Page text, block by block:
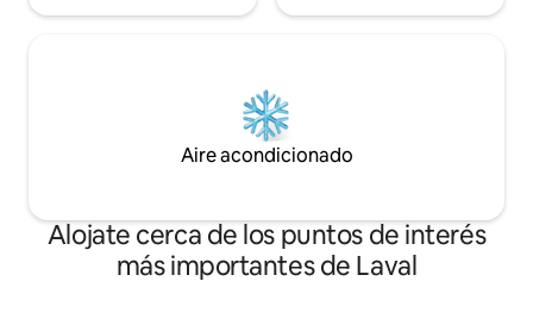
Aire acondicionado
Alojate cerca de los puntos de interés
más importantes de Laval